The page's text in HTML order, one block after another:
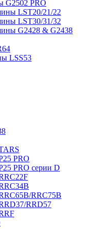
G2502 PRO
LST20/21/22
LST30/31/32
G2428 & G2438
LSS53
PRO
PRO серии D
RRC75B
RRD57